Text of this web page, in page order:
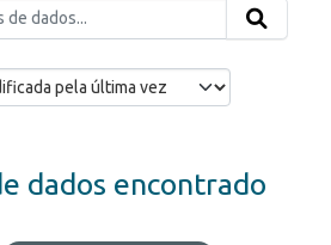
dados encontrado